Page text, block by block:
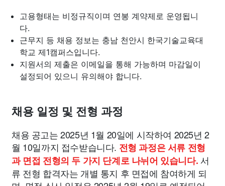
고용형태는 비정규직이며 연봉 계약제로 운영됩니
다.
근무지 등 채용 정보는 충남 천안시 한국기술교육대
학교 제1캠퍼스입니다.
지원서의 제출은 이메일을 통해 가능하며 마감일이
설정되어 있으니 유의해야 합니다.
채용 일정 및 전형 과정
채용 공고는 2025년 1월 20일에 시작하여 2025년 2
월 10일까지 접수받습니다. 전형 과정은 서류 전형
과 면접 전형의 두 가지 단계로 나뉘어 있습니다. 서
류 전형 합격자는 개별 통지 후 면접에 참여하게 되